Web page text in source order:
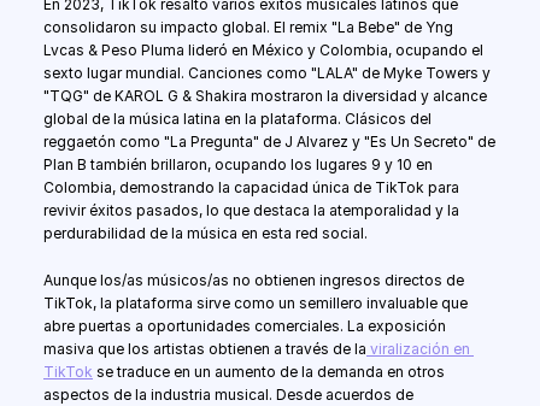
En 2023, TikTok resaltó varios éxitos musicales latinos que
consolidaron su impacto global. El remix "La Bebe" de Yng
Lvcas & Peso Pluma lideró en México y Colombia, ocupando el
sexto lugar mundial. Canciones como "LALA" de Myke Towers y
"TQG" de KAROL G & Shakira mostraron la diversidad y alcance
global de la música latina en la plataforma. Clásicos del
reggaetón como "La Pregunta" de J Alvarez y "Es Un Secreto" de
Plan B también brillaron, ocupando los lugares 9 y 10 en
Colombia, demostrando la capacidad única de TikTok para
revivir éxitos pasados, lo que destaca la atemporalidad y la
perdurabilidad de la música en esta red social.
Aunque los/as músicos/as no obtienen ingresos directos de
TikTok, la plataforma sirve como un semillero invaluable que
abre puertas a oportunidades comerciales. La exposición
masiva que los artistas obtienen a través de la viralización en
TikTok se traduce en un aumento de la demanda en otros
aspectos de la industria musical. Desde acuerdos de